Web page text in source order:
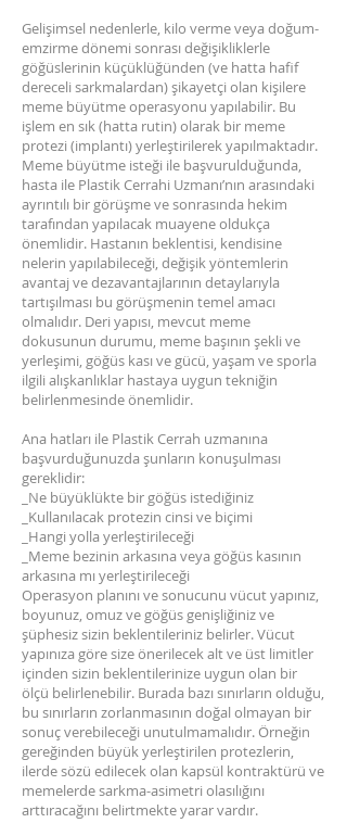
Gelişimsel nedenlerle, kilo verme veya doğum-
emzirme dönemi sonrası değişikliklerle
göğüslerinin küçüklüğünden (ve hatta hafif
dereceli sarkmalardan) şikayetçi olan kişilere
meme büyütme operasyonu yapılabilir. Bu
işlem en sık (hatta rutin) olarak bir meme
protezi (implantı) yerleştirilerek yapılmaktadır.
Meme büyütme isteği ile başvurulduğunda,
hasta ile Plastik Cerrahi Uzmanı’nın arasındaki
ayrıntılı bir görüşme ve sonrasında hekim
tarafından yapılacak muayene oldukça
önemlidir. Hastanın beklentisi, kendisine
nelerin yapılabileceği, değişik yöntemlerin
avantaj ve dezavantajlarının detaylarıyla
tartışılması bu görüşmenin temel amacı
olmalıdır. Deri yapısı, mevcut meme
dokusunun durumu, meme başının şekli ve
yerleşimi, göğüs kası ve gücü, yaşam ve sporla
ilgili alışkanlıklar hastaya uygun tekniğin
belirlenmesinde önemlidir.
Ana hatları ile Plastik Cerrah uzmanına
başvurduğunuzda şunların konuşulması
gereklidir:
_Ne büyüklükte bir göğüs istediğiniz
_Kullanılacak protezin cinsi ve biçimi
_Hangi yolla yerleştirileceği
_Meme bezinin arkasına veya göğüs kasının
arkasına mı yerleştirileceği
Operasyon planını ve sonucunu vücut yapınız,
boyunuz, omuz ve göğüs genişliğiniz ve
şüphesiz sizin beklentileriniz belirler. Vücut
yapınıza göre size önerilecek alt ve üst limitler
içinden sizin beklentilerinize uygun olan bir
ölçü belirlenebilir. Burada bazı sınırların olduğu,
bu sınırların zorlanmasının doğal olmayan bir
sonuç verebileceği unutulmamalıdır. Örneğin
gereğinden büyük yerleştirilen protezlerin,
ilerde sözü edilecek olan kapsül kontraktürü ve
memelerde sarkma-asimetri olasılığını
arttıracağını belirtmekte yarar vardır.